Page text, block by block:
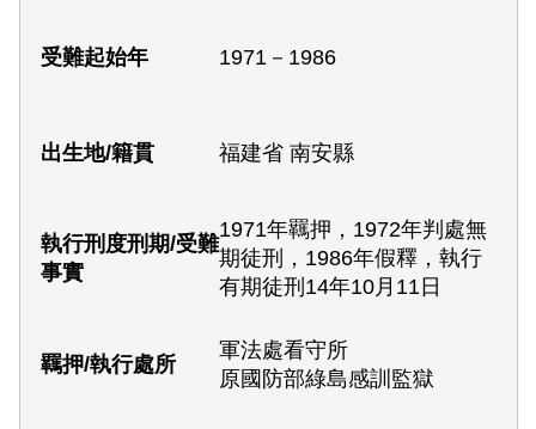
1971－1986
福建省 南安縣
1971年羈押，1972年判處無
期徒刑，1986年假釋，執行
有期徒刑14年10月11日
軍法處看守所
原國防部綠島感訓監獄